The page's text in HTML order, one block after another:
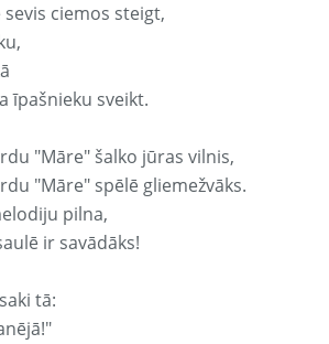
ciemos steigt,
īpašnieku sveikt.
"Māre" šalko jūras vilnis,
"Māre" spēlē gliemežvāks.
pilna,
ir savādāks!
tā: